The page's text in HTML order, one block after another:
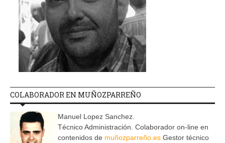
COLABORADOR EN MUÑOZPARREÑO
Manuel Lopez Sanchez.
Técnico Administración. Colaborador on-line en
contenidos de muñozparreño.es Gestor técnico